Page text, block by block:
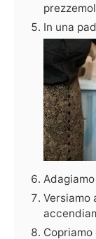
In una
Versiamo